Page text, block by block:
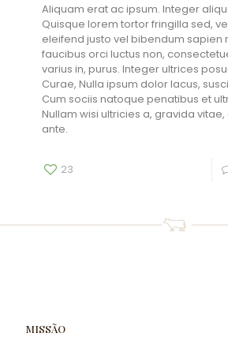
Aliquam erat ac ipsum. Integer
Quisque lorem tortor fringilla sed,
eleifend justo vel bibendum sapien
faucibus orci luctus non,
varius in, purus. Integer ultrices
Curae, Nulla ipsum dolor lacus,
Cum sociis natoque penatibus et
Nullam wisi ultricies a, gravida
ante.
23
MISSÃO